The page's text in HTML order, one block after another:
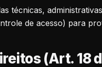
técnicas,
de acesso) para
(Art. 18